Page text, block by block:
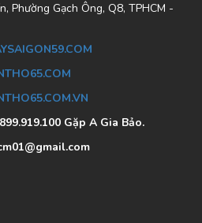
Phường Gạch Ông, Q8, TPHCM -
Gặp A Gia Bảo.